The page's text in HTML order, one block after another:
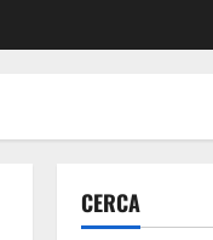
CERCA